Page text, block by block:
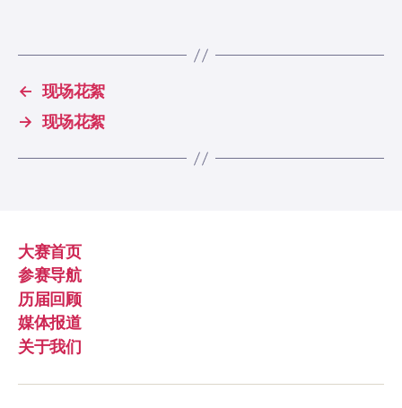
← 现场花絮
→ 现场花絮
大赛首页
参赛导航
历届回顾
媒体报道
关于我们